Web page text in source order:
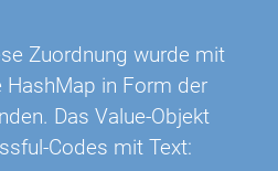
Zuordnung wurde mit
in Form der
Das Value-Objekt
Codes mit Text: